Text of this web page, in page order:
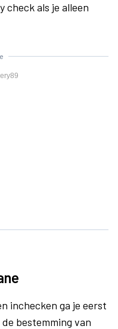
check als je alleen
inchecken ga je eerst
bestemming van